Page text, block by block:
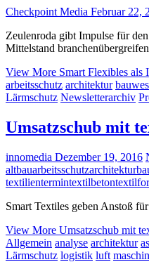
Checkpoint Media Februar 22,
Zeulenroda gibt Impulse für
Mittelstand
View More Smart Flexibles als
arbeitsschutz architektur
Lärmschutz Newsletterarchiv
Umsatzschub mit
innomedia Dezember 19, 2016
altbauarbeitsschutzarchitektur
textilientermintextilbeton
Smart Textiles geben Anstoß
View More Umsatzschub mit
Allgemein analyse architektur
Lärmschutz logistik luft